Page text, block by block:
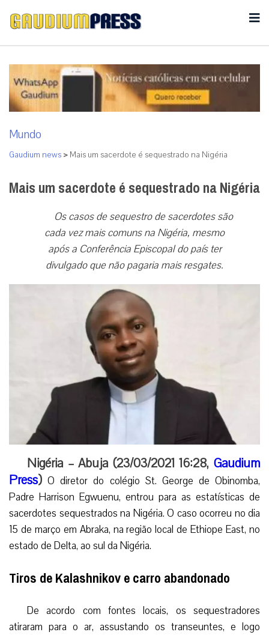
Mundo
Gaudium news > Mais um sacerdote é sequestrado na Nigéria
Mais um sacerdote é sequestrado na Nigéria
Os casos de sequestro de sacerdotes são
cada vez mais comuns na Nigéria, mesmo
após a Conferência Episcopal do país ter
divulgado que não pagaria mais resgates.
Nigéria – Abuja (23/03/2021 16:28, Gaudium
Press) O diretor do colégio St. George de Obinomba,
Padre Harrison Egwuenu, entrou para as estatísticas de
sacerdotes sequestrados na Nigéria. O caso ocorreu no dia
15 de março em Abraka, na região local de Ethiope East, no
estado de Delta, ao sul da Nigéria.
Tiros de Kalashnikov e carro abandonado
De acordo com fontes locais, os sequestradores
atiraram para o ar, assustando os transeuntes, e logo